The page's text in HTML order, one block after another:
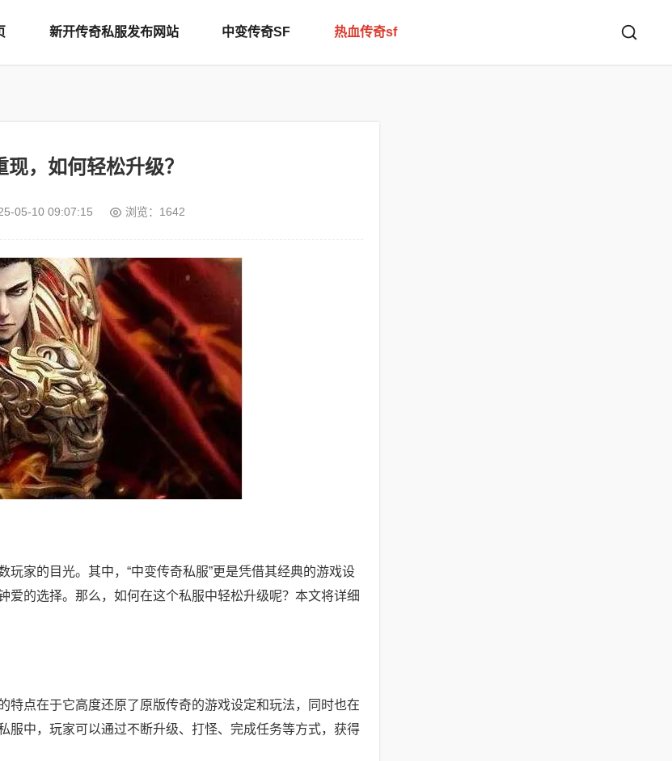
新开传奇私服发布网站 中变传奇SF 热血传奇sf
，如何轻松升级？
05-10 09:07:15 浏览：1642
家的目光。其中，“中变传奇私服”更是凭借其经典的游戏设
的选择。那么，如何在这个私服中轻松升级呢？本文将详细
点在于它高度还原了原版传奇的游戏设定和玩法，同时也在
中，玩家可以通过不断升级、打怪、完成任务等方式，获得